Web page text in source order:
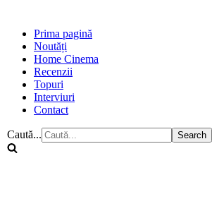
Prima pagină
Noutăți
Home Cinema
Recenzii
Topuri
Interviuri
Contact
Caută...